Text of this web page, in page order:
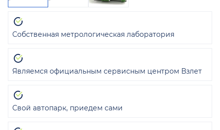
Собственная метрологическая лаборатория
Являемся официальным сервисным центром Взлет
Свой автопарк, приедем сами